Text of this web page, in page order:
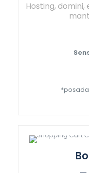
Hosting, domini,